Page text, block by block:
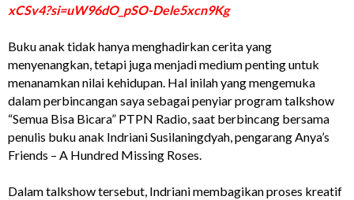
xCSv4?si=uW96dO_pSO-Dele5xcn9Kg
Buku anak tidak hanya menghadirkan cerita yang
menyenangkan, tetapi juga menjadi medium penting untuk
menanamkan nilai kehidupan. Hal inilah yang mengemuka
dalam perbincangan saya sebagai penyiar program talkshow
“Semua Bisa Bicara” PTPN Radio, saat berbincang bersama
penulis buku anak Indriani Susilaningdyah, pengarang Anya’s
Friends – A Hundred Missing Roses.
Dalam talkshow tersebut, Indriani membagikan proses kreatif